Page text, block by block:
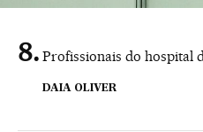
Profissionais do hospital
DAIA OLIVER